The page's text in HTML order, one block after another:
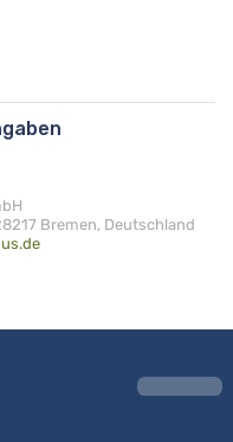
Bremen, Deutschland